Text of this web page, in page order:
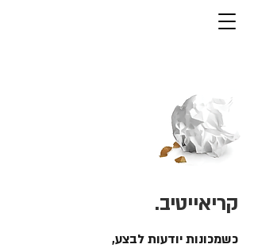
קריאייטיב.
כשמכונות יודעות לבצע,